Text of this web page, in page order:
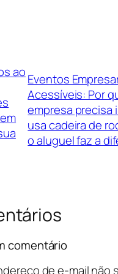
aoEventos
Acessíveis: Por
empresa precisa
usa cadeira de
o aluguel faz a
comentário
de e-mail não